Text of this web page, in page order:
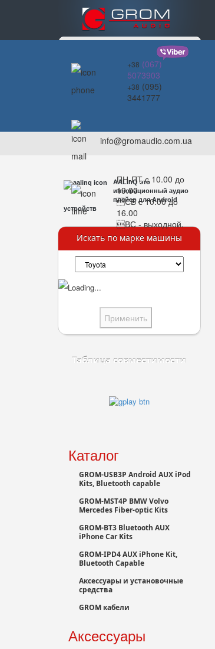
+38 (067)
5073903
+38 (095)
3441777
info@gromaudio.com.ua
ПН-ПТ с 10.00 до
19.00
СБ с 10.00 до
16.00
ВС - выходной.
AALinQ это
инновационный аудио
плейер для Android
устройств
Искать по марке машины
Таблица совместимости
Каталог
GROM-USB3P Android AUX iPod
Kits, Bluetooth capable
GROM-MST4P BMW Volvo
Mercedes Fiber-optic Kits
GROM-BT3 Bluetooth AUX
iPhone Car Kits
GROM-IPD4 AUX iPhone Kit,
Bluetooth Capable
Аксессуары и установочные
средства
GROM кабели
Аксессуары